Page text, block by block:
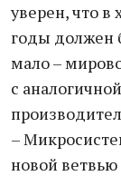
уверен, что в
годы должен
мало –
с
–
новой ветвью